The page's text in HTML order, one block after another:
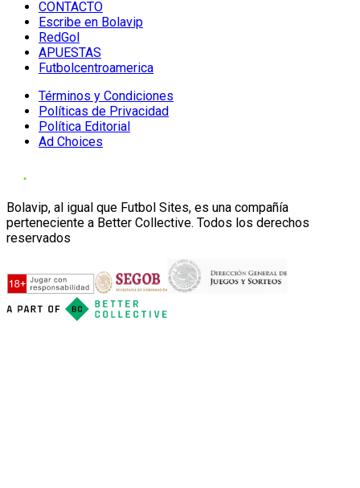
CONTACTO
Escribe en Bolavip
RedGol
APUESTAS
Futbolcentroamerica
Términos y Condiciones
Políticas de Privacidad
Política Editorial
Ad Choices
Bolavip, al igual que Futbol Sites, es una compañía
perteneciente a Better Collective. Todos los derechos
reservados